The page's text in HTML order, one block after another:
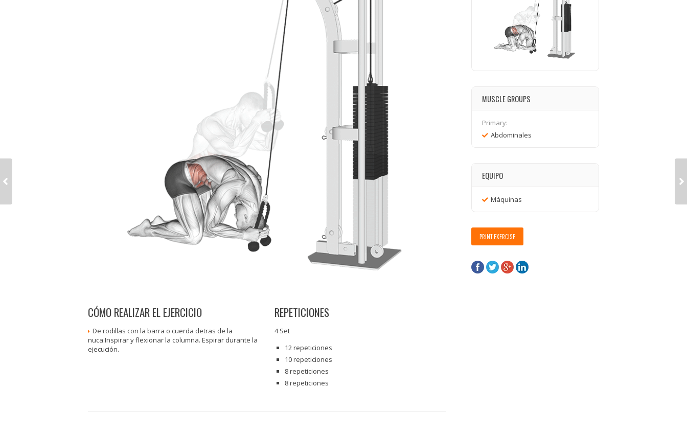
CÓMO REALIZAR EL EJERCICIO
De rodillas con la barra o cuerda detras de la
nuca:Inspirar y flexionar la columna. Espirar durante la
ejecución.
REPETICIONES
4 Set
12 repeticiones
10 repeticiones
8 repeticiones
8 repeticiones
MUSCLE GROUPS
Primary:
Abdominales
EQUIPO
Máquinas
PRINT EXERCISE